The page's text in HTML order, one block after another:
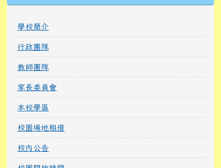
學校簡介
行政團隊
教師團隊
家長委員會
本校學區
校園場地租借
校內公告